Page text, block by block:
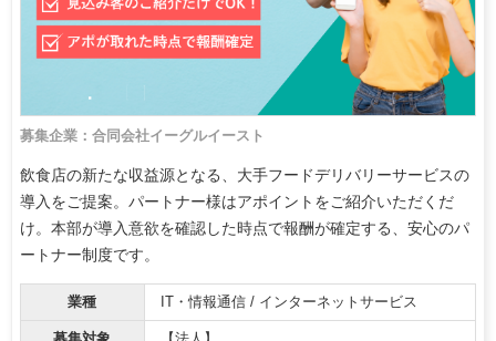
募集企業：合同会社イーグルイースト
飲食店の新たな収益源となる、大手フードデリバリーサービスの
導入をご提案。パートナー様はアポイントをご紹介いただくだ
け。本部が導入意欲を確認した時点で報酬が確定する、安心のパ
ートナー制度です。
業種 IT・情報通信 / インターネットサービス